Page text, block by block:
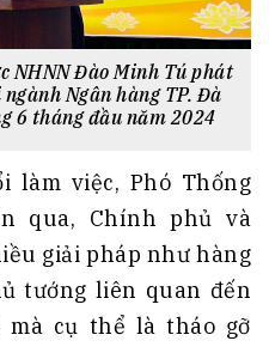
NHNN Đào Minh Tú phát
Ngân hàng TP. Đà
6 tháng đầu năm 2024
làm việc, Phó Thống
qua, Chính phủ và
giải pháp như hàng
tướng liên quan đến
mà cụ thể là tháo gỡ